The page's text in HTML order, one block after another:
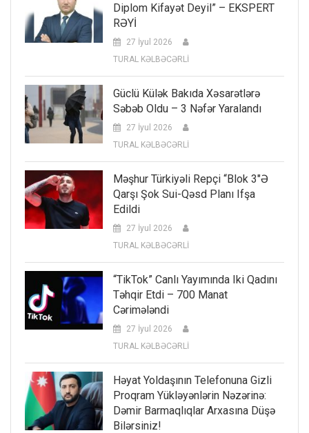
Diplom Kifayət Deyil” – EKSPERT
RƏYİ
27 İyul 2026
TURAL KƏLBƏCƏRLİ
Güclü Külək Bakıda Xəsarətlərə
Səbəb Oldu – 3 Nəfər Yaralandı
27 İyul 2026
TURAL KƏLBƏCƏRLİ
Məşhur Türkiyəli Repçi “Blok 3″ə
Qarşı Şok Sui-Qəsd Planı Ifşa
Edildi
27 İyul 2026
TURAL KƏLBƏCƏRLİ
“TikTok” Canlı Yayımında Iki Qadını
Təhqir Etdi – 700 Manat
Cərimələndi
27 İyul 2026
TURAL KƏLBƏCƏRLİ
Həyat Yoldaşının Telefonuna Gizli
Proqram Yükləyənlərin Nəzərinə:
Dəmir Barmaqlıqlar Arxasına Düşə
Bilərsiniz!